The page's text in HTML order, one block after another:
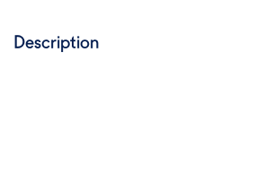
Description